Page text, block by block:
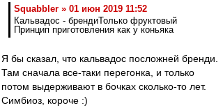
Squabbler » 01 июн 2019 11:52
Кальвадос - брендиТолько фруктовый
Принцип приготовления как у коньяка
Я бы сказал, что кальвадос посложней бренди.
Там сначала все-таки перегонка, и только
потом выдерживают в бочках сколько-то лет.
Симбиоз, короче :)